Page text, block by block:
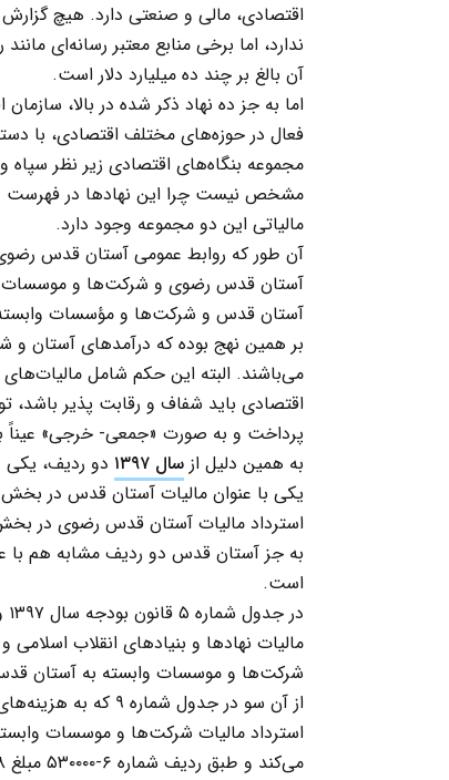
اقتصادی، مالی و صنعتی دارد. هیچ
ندارد، اما برخی منابع معتبر رسانه‌ای
آن بالغ بر چند ده میلیارد دلار است.
اما به جز ده نهاد ذکر شده در بالا،
فعال در حوزه‌های مختلف اقتصادی، با
مجموعه بنگاه‌های اقتصادی زیر نظر سپاه
مشخص نیست چرا این نهادها در فهرست
مالیاتی این دو مجموعه وجود دارد.
آن طور که روابط عمومی آستان قدس رضوی
آستان قدس رضوی و شرکت‌ها و موسسات
آستان قدس و شرکت‌ها و مؤسسات وابسته
بر همین نهج بوده که درآمدهای آستان
می‌باشند. البته این حکم شامل
اقتصادی باید شفاف و رقابت پذیر
پرداخت و به صورت «جمعی- خرجی» عیناً
به همین دلیل ازسال ۱۳۹۷
دو ردیف،
استرداد مالیات آستان قدس رضوی در بخش
به جز آستان قدس دو ردیف مشابه هم با
است.
شرکت‌ها و موسسات وابسته به آستان